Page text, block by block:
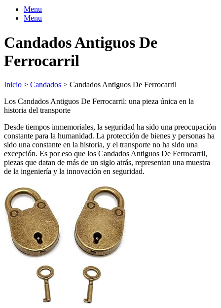
Menu
Menu
Candados Antiguos De
Ferrocarril
Inicio > Candados > Candados Antiguos De Ferrocarril
Los Candados Antiguos De Ferrocarril: una pieza única en la
historia del transporte
Desde tiempos inmemoriales, la seguridad ha sido una preocupación
constante para la humanidad. La protección de bienes y personas ha
sido una constante en la historia, y el transporte no ha sido una
excepción. Es por eso que los Candados Antiguos De Ferrocarril,
piezas que datan de más de un siglo atrás, representan una muestra
de la ingeniería y la innovación en seguridad.